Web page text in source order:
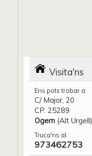
Visita'ns
Ens pots trobar a:
C/ Major, 20
CP. 25289
Ogern (Alt Urgell)
Truca'ns al:
973462753